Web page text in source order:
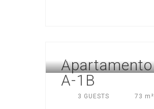
CANARIAS
Apartamento
A-1B
3 GUESTS 73 m²